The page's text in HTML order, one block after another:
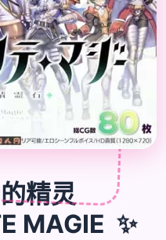
精灵
MAGIE ✨